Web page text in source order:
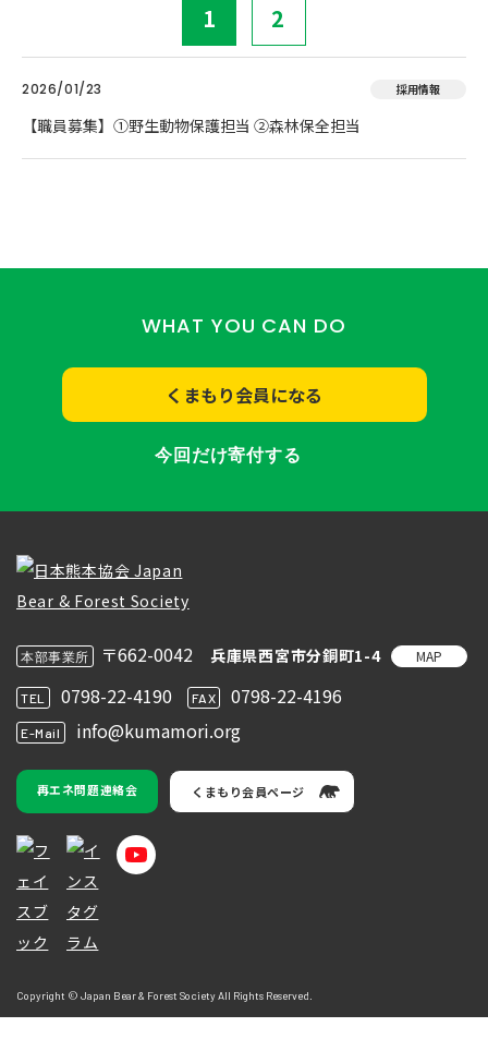
1 2
2026/01/23 採用情報
【職員募集】①野生動物保護担当 ②森林保全担当
WHAT YOU CAN DO
くまもり会員になる
今回だけ寄付する
本部事業所 〒662-0042 兵庫県西宮市分銅町1-4 MAP
TEL 0798-22-4190 FAX 0798-22-4196
E-Mail info@kumamori.org
再エネ問題連絡会 くまもり会員ページ
Copyright © Japan Bear & Forest Society All Rights Reserved.